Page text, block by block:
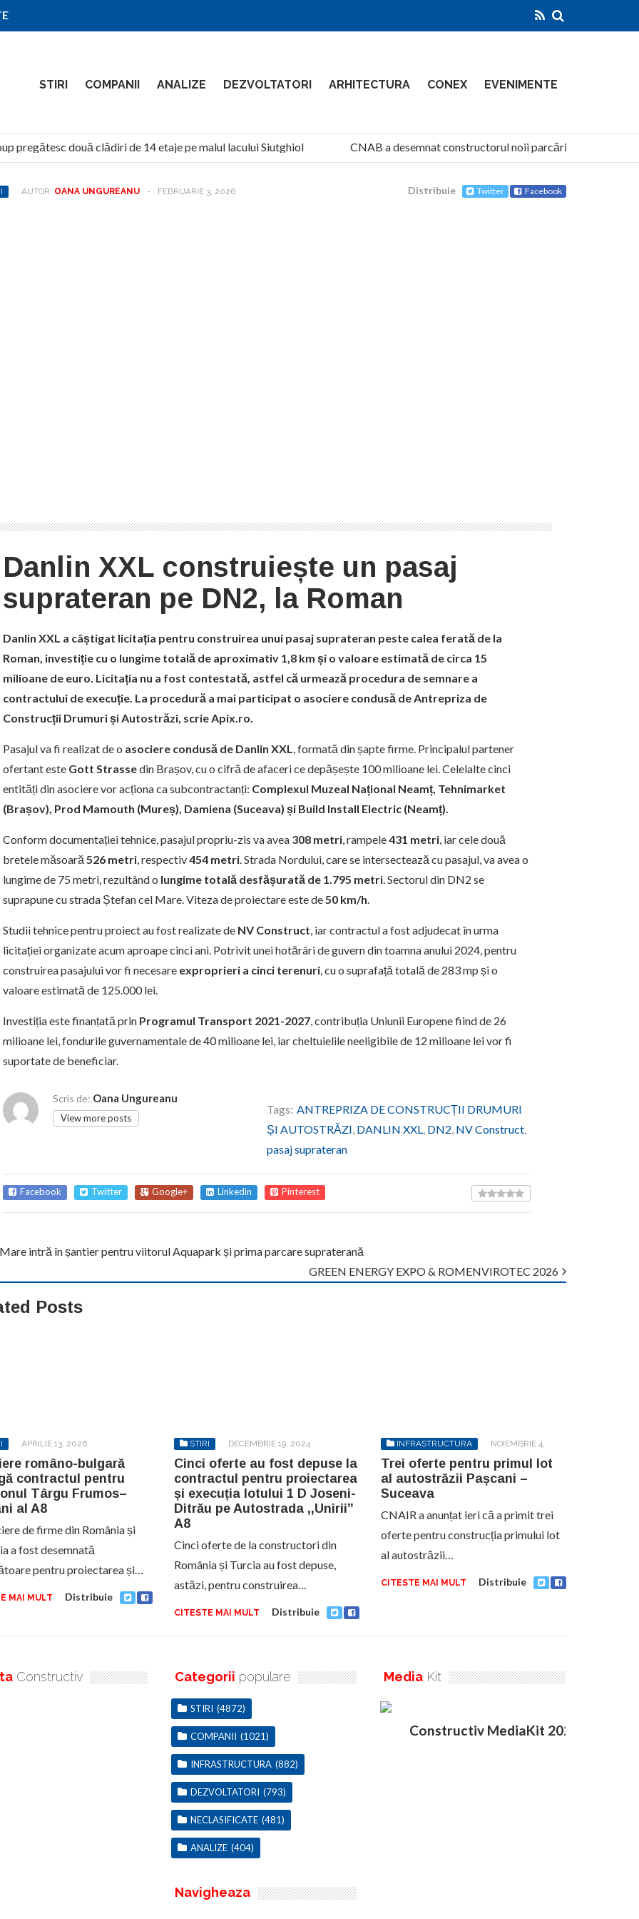
STIRI COMPANII ANALIZE DEZVOLTATORI ARHITECTURA CONEX EVENIMENTE
două clădiri de 14 etaje pe malul lacului Siutghiol CNAB a desemnat constructorul noii parcări de la
AUTOR: OANA UNGUREANU - FEBRUARIE 3, 2026 Distribuie Twitter Facebook
Danlin XXL construiește un pasaj
suprateran pe DN2, la Roman
Danlin XXL a câștigat licitația pentru construirea unui pasaj suprateran peste calea ferată de la
Roman, investiție cu o lungime totală de aproximativ 1,8 km și o valoare estimată de circa 15
milioane de euro. Licitația nu a fost contestată, astfel că urmează procedura de semnare a
contractului de execuție. La procedură a mai participat o asociere condusă de Antrepriza de
Construcții Drumuri și Autostrăzi, scrie Apix.ro.
Pasajul va fi realizat de o asociere condusă de Danlin XXL
, formată din șapte firme. Principalul partener
ofertant este Gott Strassedin Brașov, cu o cifră de afaceri ce depășește 100 milioane lei. Celelalte cinci
entități din asociere vor acționa ca subcontractanți: Complexul Muzeal Național Neamț, Tehnimarket
(Brașov), Prod Mamouth (Mureș), Damiena (Suceava) și Build Install Electric (Neamț).
Conform documentației tehnice, pasajul propriu-zis va avea 308 metri , rampele431 metri , iar cele două
bretele măsoară 526 metri , respectiv454 metri . Strada Nordului, care se intersectează cu pasajul, va avea o
lungime de 75 metri, rezultând o lungime totală desfășurată de 1.795 metri . Sectorul din DN2 se
suprapune cu strada Ștefan cel Mare. Viteza de proiectare este de 50 km/h
Studii tehnice pentru proiect au fost realizate de NV Construct , iar contractul a fost adjudecat în urma
licitației organizate acum aproape cinci ani. Potrivit unei hotărâri de guvern din toamna anului 2024, pentru
construirea pasajului vor fi necesare exproprieri a cinci terenuri , cu o suprafață totală de 283 mp și o
valoare estimată de 125.000 lei.
Investiția este finanțată prin Programul Transport 2021-2027 , contribuția Uniunii Europene fiind de 26
milioane lei, fondurile guvernamentale de 40 milioane lei, iar cheltuielile neeligibile de 12 milioane lei vor fi
suportate de beneficiar.
Scris de: Oana Ungureanu
View more posts
Tags: ANTREPRIZA DE CONSTRUCȚII DRUMURI
ȘI AUTOSTRĂZI DANLIN XXL DN2 NV Construct
pasaj suprateran
Facebook Twitter Google+ Linkedin Pinterest
intră în șantier pentru viitorul Aquapark și prima parcare supraterană
GREEN ENERGY EXPO & ROMENVIROTEC 2026
Posts
APRILIE 13, 2026
româno-bulgară
contractul pentru
Târgu Frumos–
al A8
de firme din România și
a fost desemnată
pentru proiectarea și…
MAI MULT Distribuie
STIRI DECEMBRIE 19, 2024
Cinci oferte au fost depuse la
contractul pentru proiectarea
și execuția lotului 1 D Joseni-
Ditrău pe Autostrada ,,Unirii”
A8
Cinci oferte de la constructori din
România și Turcia au fost depuse,
astăzi, pentru construirea…
CITESTE MAI MULT Distribuie
INFRASTRUCTURA
NOIEMBRIE 4,
2024
Trei oferte pentru primul lot
al autostrăzii Pașcani –
Suceava
CNAIR a anunțat ieri că a primit trei
oferte pentru construcția primului lot
al autostrăzii…
CITESTE MAI MULT Distribuie
Constructiv Categorii populare
STIRI (4872)
COMPANII (1021)
INFRASTRUCTURA (882)
DEZVOLTATORI (793)
NECLASIFICATE (481)
ANALIZE (404)
Navigheaza
Media Kit
Constructiv MediaKit 2020